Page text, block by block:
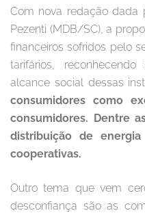
Com nova redação dada
Pezenti (MDB/SC), a
financeiros sofridos pelo
tarifários,
alcance social dessas
consumidores como
consumidores. Dentre
distribuição de
cooperativas.
Outro tema que vem
desconfiança são as